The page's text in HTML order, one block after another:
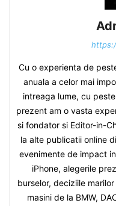
Cu o experienta de
anuala a celor mai
intreaga lume, cu
prezent am o vasta
si fondator si Editor-in-
la alte publicatii online
evenimente de impact
iPhone, alegerile
burselor, deciziile
masini de la BMW,